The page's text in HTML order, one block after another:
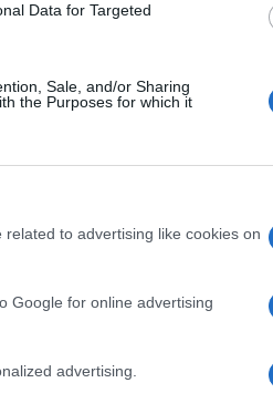
Data for Targeted
Sale, and/or Sharing
the Purposes for which it
to advertising like cookies on
Google for online advertising
advertising.